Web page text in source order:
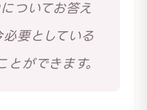
ついてお答え
必要としている
ができます。